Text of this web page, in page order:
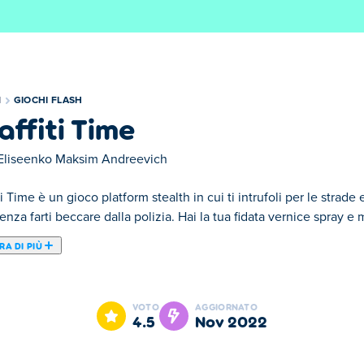
GIOCHI FLASH
Time
Eliseenko Maksim Andreevich
Time è un gioco platform stealth in cui ti intrufoli per le strade
farti beccare dalla polizia. Hai la tua fidata vernice spray e
DI PIÙ
ti intrufoli per le strade e diffondi le tue opere d'arte in tutta
e così via. Usa la tua attrezzatura per dipingere
di sicurezza cercheranno di prenderti. Ci sono dozzine
VOTO
4.5
AGGIORNATO
nov 2022